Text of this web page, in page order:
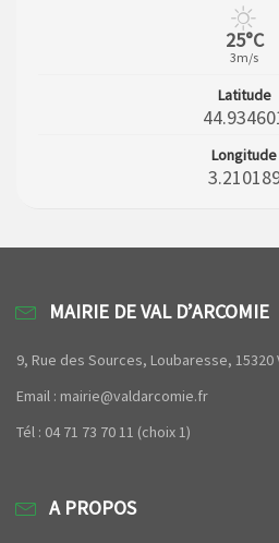
25°C
3m/s
Latitude
Longitude
MAIRIE DE VAL D’ARCOMIE
9, Rue des Sources, Loubaresse, 15320
Email : mairie@valdarcomie.fr
Tél : 04 71 73 70 11 (choix 1)
A PROPOS